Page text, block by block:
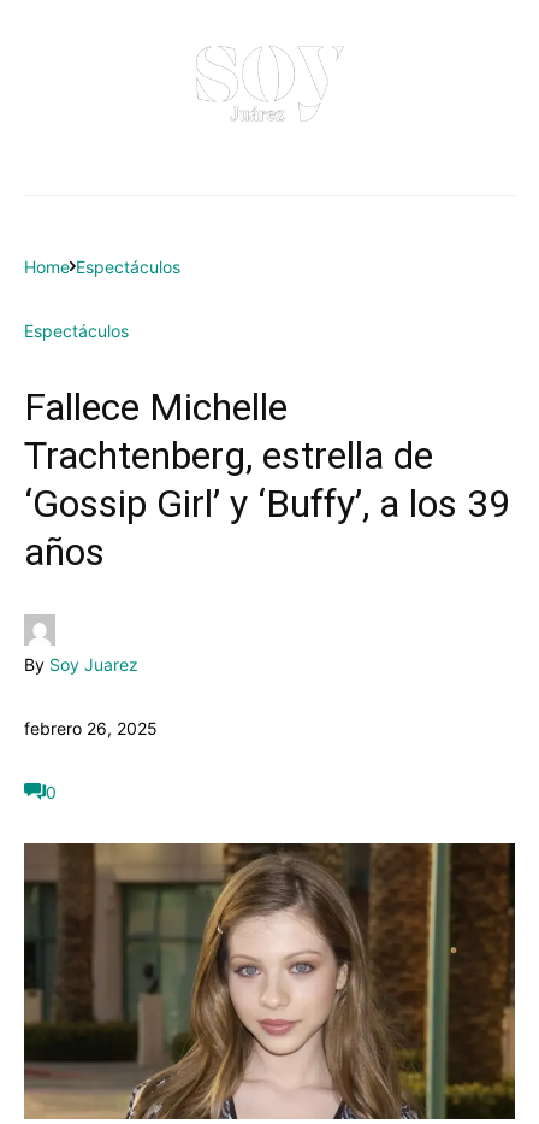
Home Espectáculos
Espectáculos
Fallece Michelle
Trachtenberg, estrella de
‘Gossip Girl’ y ‘Buffy’, a los 39
años
By Soy Juarez
febrero 26, 2025
0